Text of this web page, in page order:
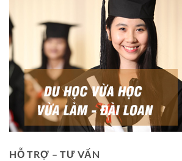
HỖ TRỢ – TƯ VẤN